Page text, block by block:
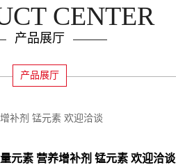
CENTER
产品展厅
产品展厅
补剂 锰元素 欢迎洽谈
元素 营养增补剂 锰元素 欢迎洽谈